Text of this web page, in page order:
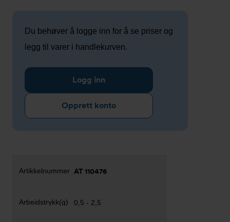
Du behøver å logge inn for å se priser og
legg til varer i handlekurven.
Logg inn
Opprett konto
AT 110476
0,5 - 2,5